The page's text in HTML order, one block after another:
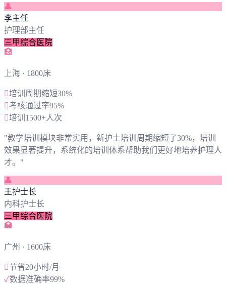
👤
李主任
护理部主任
三甲综合医院
🏥
上海 · 1800床
培训周期缩短30%
考核通过率95%
培训1500+人次
"教学培训模块非常实用，新护士培训周期缩短了30%，培训
效果显著提升，系统化的培训体系帮助我们更好地培养护理人
才。 "
👤
王护士长
内科护士长
三甲综合医院
🏥
广州 · 1600床
节省20小时/月
✓数据准确率99%